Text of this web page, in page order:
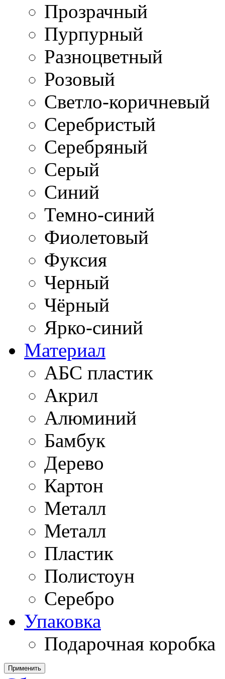
Прозрачный
Пурпурный
Разноцветный
Розовый
Светло-коричневый
Серебристый
Серебряный
Серый
Синий
Темно-синий
Фиолетовый
Фуксия
Черный
Чёрный
Ярко-синий
Материал
АБС пластик
Акрил
Алюминий
Бамбук
Дерево
Картон
Металл
Металл
Пластик
Полистоун
Серебро
Упаковка
Подарочная коробка
Применить